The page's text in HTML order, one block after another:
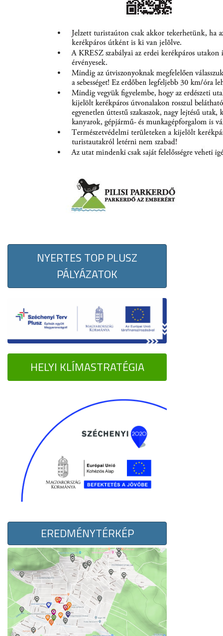
NYERTES TOP PLUSZ
PÁLYÁZATOK
HELYI KLÍMASTRATÉGIA
EREDMÉNYTÉRKÉP